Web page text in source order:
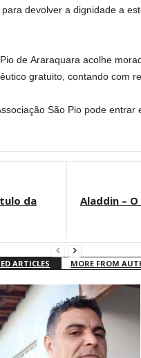
devolver a dignidade a
de Araraquara acolhe
gratuito, contando com
São Pio pode
da
Aladdin –
ARTICLES MORE FROM